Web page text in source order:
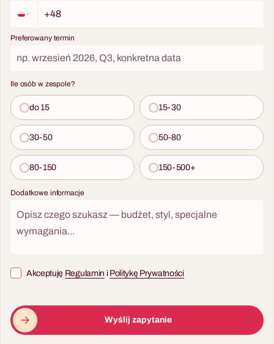
Mobilny escape room jako
energizer po lunch break —
kawa.
szkolenia — sprawdza
Wieczorny relaks po
miksologii i konkurs Master
Barman dla całego zespołu.
Art & Wine
wychodzi z własnym obrazem
Preferowany termin
Ile osób w zespole?
do 15 15-30
30-50 50-80
80-150 150-500+
Dodatkowe informacje
Akceptuję Regulamin i Politykę Prywatności
Wyślij zapytanie